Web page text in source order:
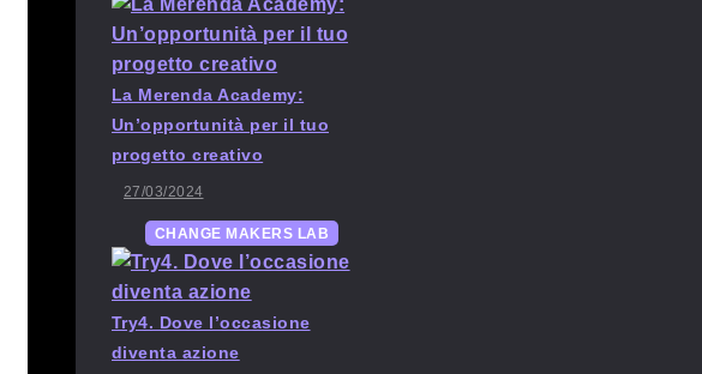
La Merenda Academy:
Un’opportunità per il tuo
progetto creativo
27/03/2024
CHANGE MAKERS LAB
Try4. Dove l’occasione
diventa azione